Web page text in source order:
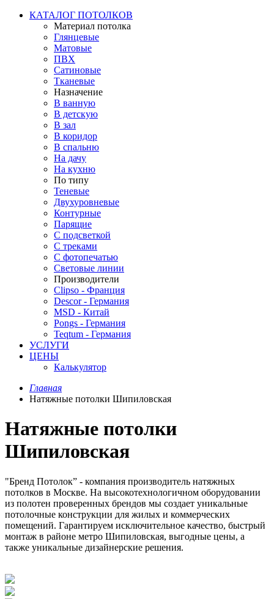
КАТАЛОГ ПОТОЛКОВ
Материал потолка
Глянцевые
Матовые
ПВХ
Сатиновые
Тканевые
Назначение
В ванную
В детскую
В зал
В коридор
В спальню
На дачу
На кухню
По типу
Теневые
Двухуровневые
Контурные
Парящие
С подсветкой
С треками
С фотопечатью
Световые линии
Производители
Clipso - Франция
Descor - Германия
MSD - Китай
Pongs - Германия
Teqtum - Германия
УСЛУГИ
ЦЕНЫ
Калькулятор
Главная
Натяжные потолки Шипиловская
Натяжные потолки
Шипиловская
"Бренд Потолок” - компания производитель натяжных
потолков в Москве. На высокотехнологичном оборудовании
из полотен проверенных брендов мы создает уникальные
потолочные конструкции для жилых и коммерческих
помещений. Гарантируем исключительное качество, быстрый
монтаж в районе метро Шипиловская, выгодные цены, а
также уникальные дизайнерские решения.